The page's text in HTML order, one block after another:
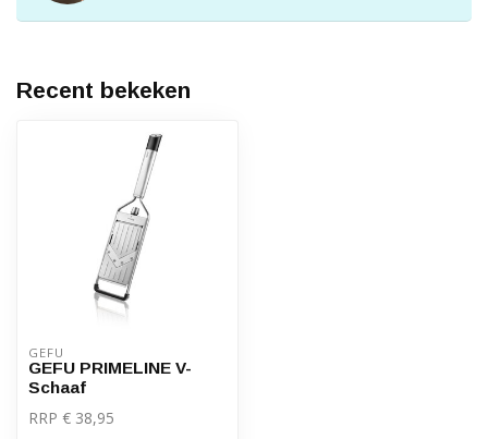
Recent bekeken
GEFU
GEFU PRIMELINE V-
Schaaf
RRP € 38,95